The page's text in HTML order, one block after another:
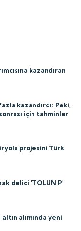
kazandıran
kazandırdı: Peki,
için tahminler
projesini Türk
delici 'TOLUN P'
alımında yeni